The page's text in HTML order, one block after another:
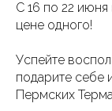
С 16 по 22 июня
цене одного!
Успейте
подарите себе
Пермских